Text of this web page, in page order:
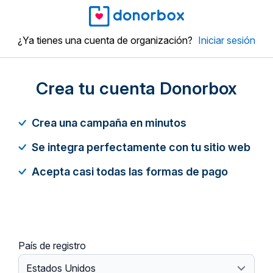
¿Ya tienes una cuenta de organización? Iniciar sesión
Crea tu cuenta Donorbox
Crea una campaña en minutos
Se integra perfectamente con tu sitio web
Acepta casi todas las formas de pago
País de registro